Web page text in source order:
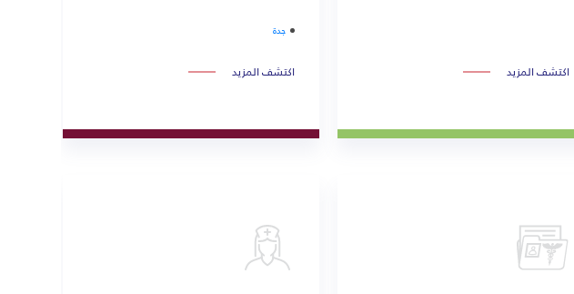
اكتشف المزيد
المقررات الدراسية المحددة له في
التدريب النهائية.
جدة
اكتشف المزيد